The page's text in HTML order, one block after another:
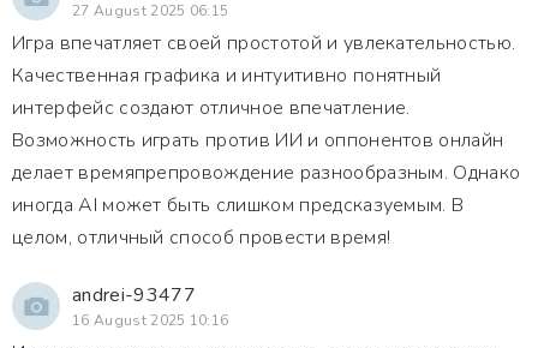
27 August 2025 06:15
Игра впечатляет своей простотой и увлекательностью.
Качественная графика и интуитивно понятный
интерфейс создают отличное впечатление.
Возможность играть против ИИ и оппонентов онлайн
делает времяпрепровождение разнообразным. Однако
иногда AI может быть слишком предсказуемым. В
целом, отличный способ провести время!
andrei-93477
16 August 2025 10:16